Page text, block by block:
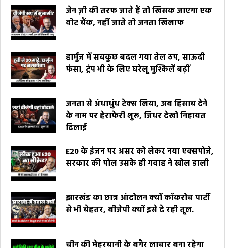
जेन ज़ी की तरफ जाते हैं तो खिसक जाएगा एक
वोट बैंक, नहीं जाते तो जनता खिलाफ
हार्मुज में सबकुछ बदल गया तेल ठप, साऊदी
फंसा, ट्रंप भी के लिए घरेलू मुश्किलें बढ़ीं
जनता से अंधाधुंध टेक्स लिया, अब हिसाब देने
के नाम पर हेराफेरी शुरू, जिधर देखो निहायत
ढिलाई
E20 के इंजन पर असर को लेकर नया एक्सपोजे,
सरकार की पोल उसके ही गवाह ने खोल डाली
झारखंड का छात्र आंदोलन क्यों कॉकरोच पार्टी
से भी बेहतर, बीजेपी क्यों इसे दे रही तूल.
चीन की मेहरबानी के बगैर लाचार बना रहेगा